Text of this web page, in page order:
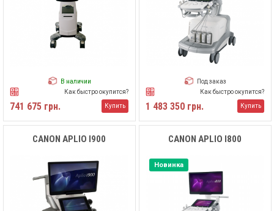
В наличии
Как быстро окупится?
741 675 грн. Купить
Под заказ
Как быстро окупится?
1 483 350 грн. Купить
CANON APLIO I900 CANON APLIO I800
Новинка